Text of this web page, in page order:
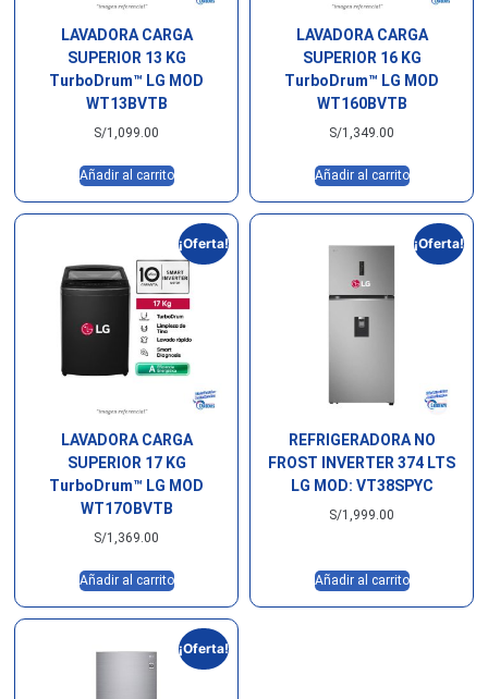
LAVADORA CARGA
SUPERIOR 13 KG
TurboDrum™ LG MOD
WT13BVTB
S/1,099.00
Añadir al carrito
LAVADORA CARGA
SUPERIOR 16 KG
TurboDrum™ LG MOD
WT160BVTB
S/1,349.00
Añadir al carrito
¡Oferta!
LAVADORA CARGA
SUPERIOR 17 KG
TurboDrum™ LG MOD
WT17OBVTB
S/1,369.00
Añadir al carrito
¡Oferta!
REFRIGERADORA NO
FROST INVERTER 374 LTS
LG MOD: VT38SPYC
S/1,999.00
Añadir al carrito
¡Oferta!